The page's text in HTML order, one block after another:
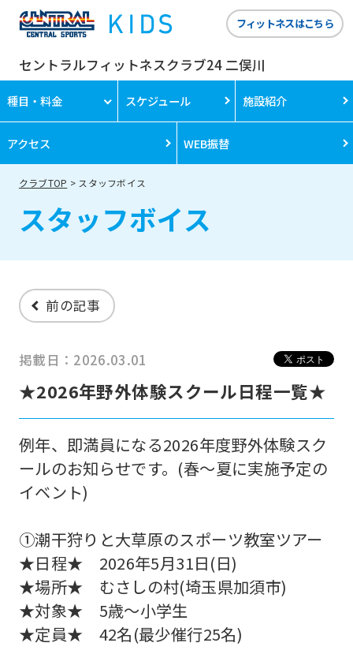
セントラルフィットネスクラブ24 二俣川
フィットネスはこちら
種目・料金 スケジュール 施設紹介
アクセス WEB振替
クラブTOP スタッフボイス
スタッフボイス
前の記事
掲載日：2026.03.01
★2026年野外体験スクール日程一覧★
例年、即満員になる2026年度野外体験スク
ールのお知らせです。(春～夏に実施予定の
イベント)
①潮干狩りと大草原のスポーツ教室ツアー
★日程★ 2026年5月31日(日)
★場所★ むさしの村(埼玉県加須市)
★対象★ 5歳～小学生
★定員★ 42名(最少催行25名)
For
foreigners
Central